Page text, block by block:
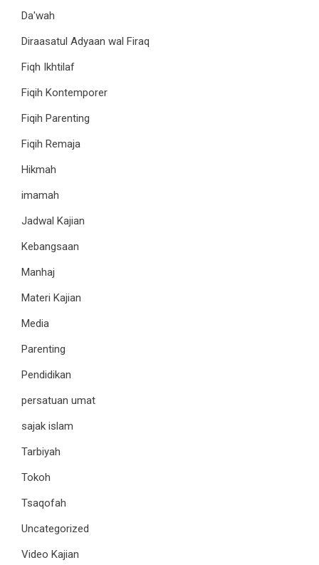
Da'wah
Diraasatul Adyaan wal Firaq
Fiqh Ikhtilaf
Fiqih Kontemporer
Fiqih Parenting
Fiqih Remaja
Hikmah
imamah
Jadwal Kajian
Kebangsaan
Manhaj
Materi Kajian
Media
Parenting
Pendidikan
persatuan umat
sajak islam
Tarbiyah
Tokoh
Tsaqofah
Uncategorized
Video Kajian